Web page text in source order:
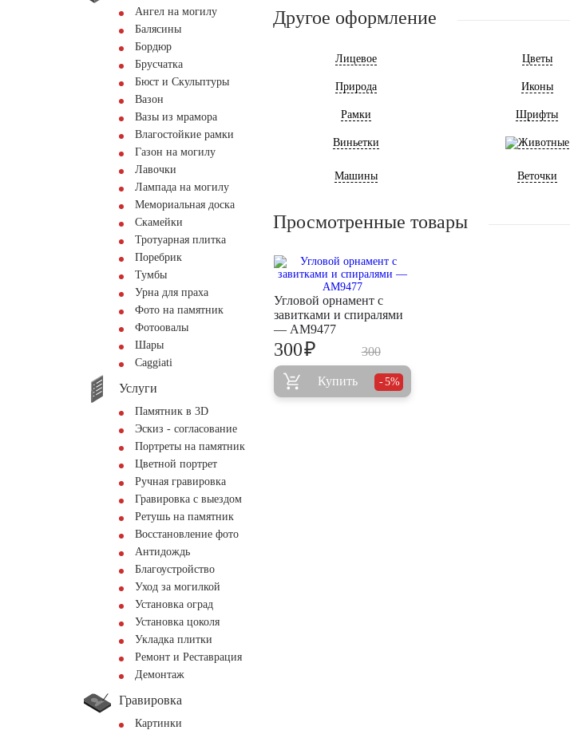
Ангел на могилу
Балясины
Бордюр
Брусчатка
Бюст и Скульптуры
Вазон
Вазы из мрамора
Влагостойкие рамки
Газон на могилу
Лавочки
Лампада на могилу
Мемориальная доска
Скамейки
Тротуарная плитка
Поребрик
Тумбы
Урна для праха
Фото на памятник
Фотоовалы
Шары
Сaggiati
Услуги
Памятник в 3D
Эскиз - согласование
Портреты на памятник
Цветной портрет
Ручная гравировка
Гравировка с выездом
Ретушь на памятник
Восстановление фото
Антидождь
Благоустройство
Уход за могилкой
Установка оград
Установка цоколя
Укладка плитки
Ремонт и Реставрация
Демонтаж
Гравировка
Картинки
Другое оформление
Лицевое Цветы
Природа Иконы
Рамки Шрифты
Виньетки Животные
Машины Веточки
Просмотренные товары
Угловой орнамент с
завитками и спиралями
— AM9477
300
300₽
Купить 5%